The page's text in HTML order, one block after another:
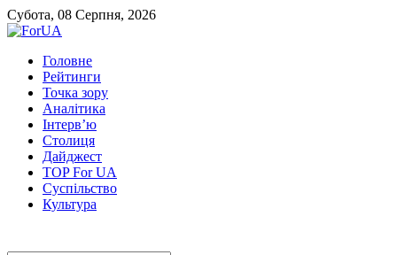
Субота, 08 Серпня, 2026
Головне
Рейтинги
Точка зору
Аналітика
Інтерв’ю
Столиця
Дайджест
TOP For UA
Суспiльство
Культура